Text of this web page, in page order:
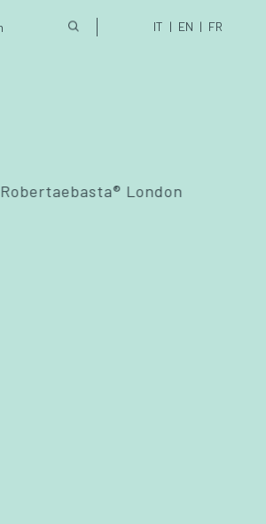
IT EN FR
Robertaebasta® London